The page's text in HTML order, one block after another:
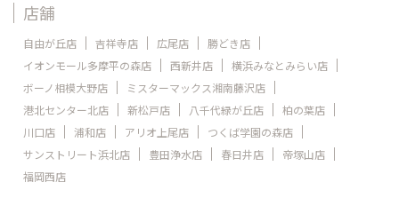
店舗
自由が丘店 吉祥寺店 広尾店
勝どき店
イオンモール多摩平の森店
西新井店
横浜みなとみらい店
ボーノ相模大野店
ミスターマックス湘南藤沢店
港北センター北店
新松戸店 八千代緑が丘店
柏の葉店
川口店
浦和店 アリオ上尾店
つくば学園の森店
サンストリート浜北店
豊田浄水店 春日井店
帝塚山店
福岡西店